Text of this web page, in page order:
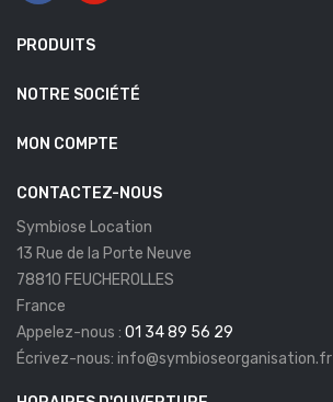
PRODUITS
NOTRE SOCIÉTÉ
MON COMPTE
CONTACTEZ-NOUS
Symbiose Location
13 Rue de la Porte Neuve
78810 FEUCHEROLLES
France
Appelez-nous : 01 34 89 56 29
Écrivez-nous: info@symbioseorganisation.fr